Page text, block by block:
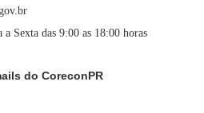
Sexta das 9:00 as 18:00 horas
do CoreconPR